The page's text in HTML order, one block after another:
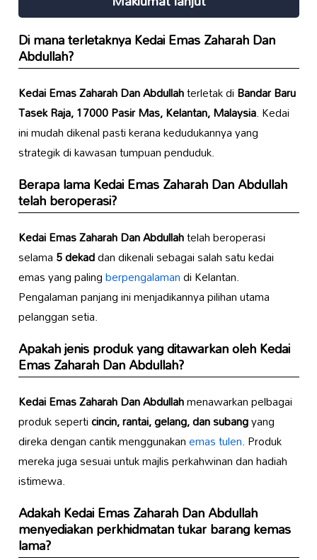
Di mana terletaknyaKedai Emas Zaharah Dan
Abdullah?
Kedai Emas Zaharah Dan Abdullahterletak diBandar Baru
Tasek Raja, 17000 Pasir Mas, Kelantan, Malaysia. Kedai
ini mudah dikenal pasti kerana kedudukannya yang
strategik di kawasan tumpuan penduduk.
Berapa lamaKedai Emas Zaharah Dan Abdullah
telah beroperasi?
Kedai Emas Zaharah Dan Abdullahtelah beroperasi
selama5 dekaddan dikenali sebagai salah satu kedai
emas yang palingberpengalamandi Kelantan.
Pengalaman panjang ini menjadikannya pilihan utama
pelanggan setia.
Apakah jenis produk yang ditawarkan olehKedai
Emas Zaharah Dan Abdullah?
Kedai Emas Zaharah Dan Abdullahmenawarkan pelbagai
produk seperticincin, rantai, gelang, dan subangyang
direka dengan cantik menggunakanemas tulen. Produk
mereka juga sesuai untuk majlis perkahwinan dan hadiah
istimewa.
AdakahKedai Emas Zaharah Dan Abdullah
menyediakan perkhidmatan tukar barang kemas
lama?